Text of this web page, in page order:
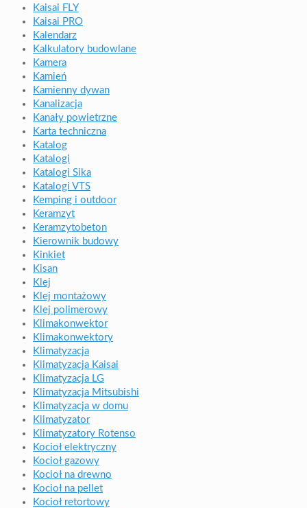
Kaisai FLY
Kaisai PRO
Kalendarz
Kalkulatory budowlane
Kamera
Kamień
Kamienny dywan
Kanalizacja
Kanały powietrzne
Karta techniczna
Katalog
Katalogi
Katalogi Sika
Katalogi VTS
Kemping i outdoor
Keramzyt
Keramzytobeton
Kierownik budowy
Kinkiet
Kisan
Klej
Klej montażowy
Klej polimerowy
Klimakonwektor
Klimakonwektory
Klimatyzacja
Klimatyzacja Kaisai
Klimatyzacja LG
Klimatyzacja Mitsubishi
Klimatyzacja w domu
Klimatyzator
Klimatyzatory Rotenso
Kocioł elektryczny
Kocioł gazowy
Kocioł na drewno
Kocioł na pellet
Kocioł retortowy